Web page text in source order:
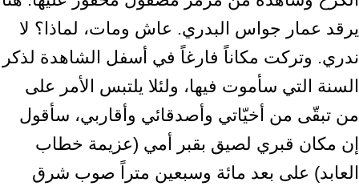
يرقد عمار جواس البدري. عاش ومات، لماذا؟ لا
ندري. وتركت مكاناً فارغاً في أسفل الشاهدة لذكر
السنة التي سأموت فيها، ولئلا يلتبس الأمر على
من تبقّى من أخيّاتي وأصدقائي وأقاربي، سأقول
إن مكان قبري لصيق بقبر أمي (عزيمة خطاب
العابد) على بعد مائة وسبعين متراً صوب شرق